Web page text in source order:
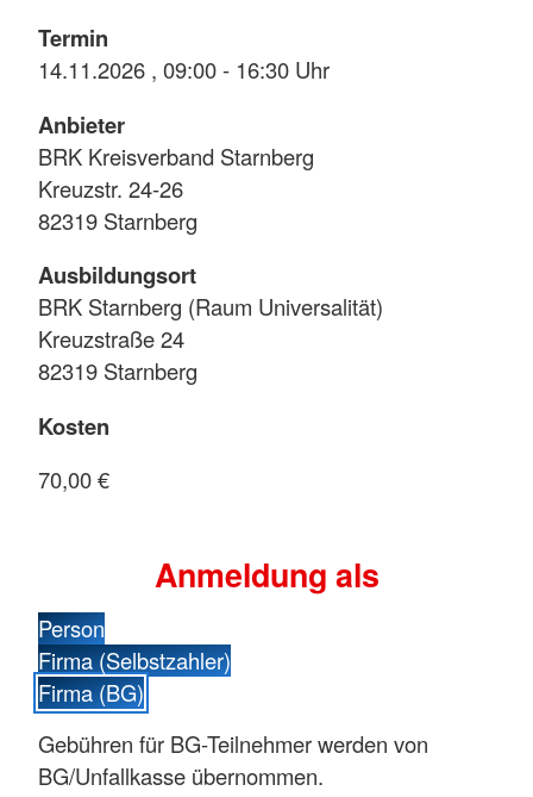
Termin
14.11.2026 , 09:00 - 16:30 Uhr
Anbieter
BRK Kreisverband Starnberg
Kreuzstr. 24-26
82319 Starnberg
Ausbildungsort
BRK Starnberg (Raum Universalität)
Kreuzstraße 24
82319 Starnberg
Kosten
70,00 €
Anmeldung als
Person
Firma (Selbstzahler)
Firma (BG)
Gebühren für BG-Teilnehmer werden von
BG/Unfallkasse übernommen.